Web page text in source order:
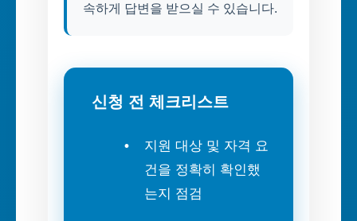
속하게 답변을 받으실 수 있습니다.
신청 전 체크리스트
지원 대상 및 자격 요
건을 정확히 확인했
는지 점검